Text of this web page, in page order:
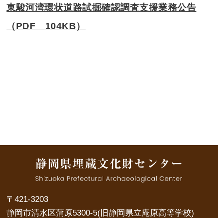
東駿河湾環状道路試掘確認調査支援業務公告
（PDF 104KB）
〒421-3203
静岡市清水区蒲原5300-5(旧静岡県立庵原高等学校)